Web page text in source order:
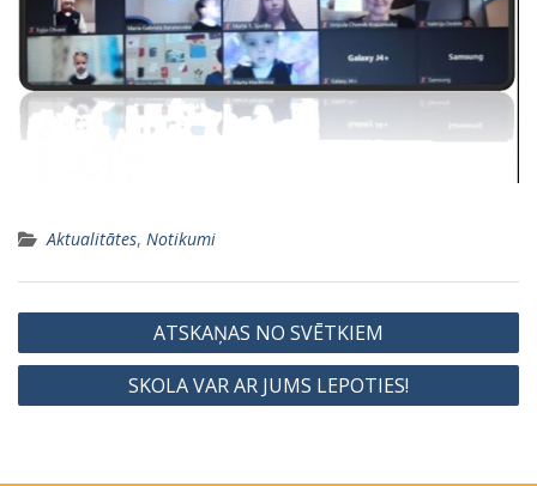
Aktualitātes, Notikumi
Ziņu
izvēlne
ATSKAŅAS NO SVĒTKIEM
SKOLA VAR AR JUMS LEPOTIES!